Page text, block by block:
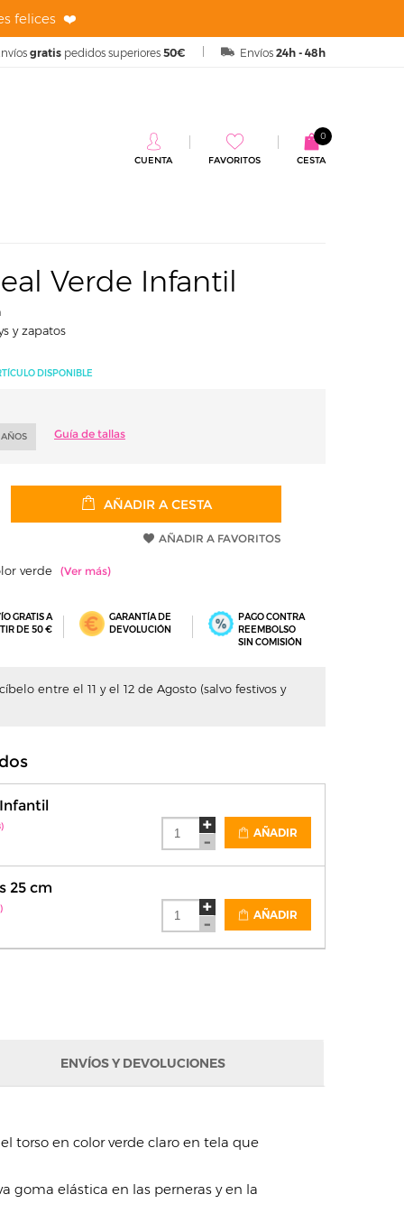
felices ❤️
Envíos 24h - 48h
gratis pedidos superiores 50€
CESTA
0
CUENTA FAVORITOS
Verde Infantil
y zapatos
DISPONIBLE
Guía de tallas
AÑADIR A CESTA
AÑADIR A FAVORITOS
verde
GRATIS A
DE 50 €
GARANTÍA DE
DEVOLUCIÓN
PAGO CONTRA
REEMBOLSO
SIN COMISIÓN
entre el 11 y el 12 de Agosto (salvo festivos y
AÑADIR
25 cm
AÑADIR
ENVÍOS Y DEVOLUCIONES
torso en color verde claro en tela que
goma elástica en las perneras y en la